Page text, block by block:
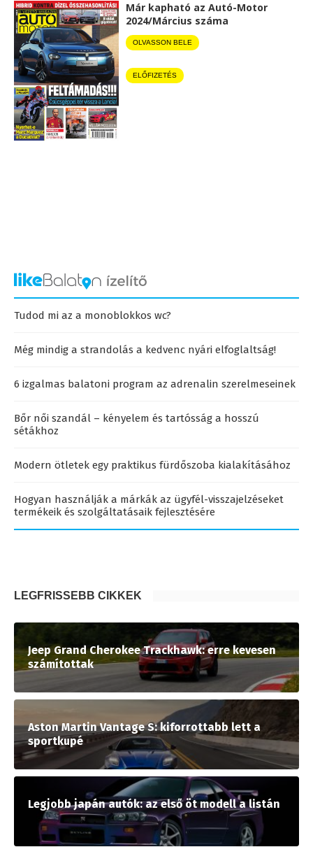
Már kapható az Autó-Motor
2024/Március száma
OLVASSON BELE
ELŐFIZETÉS
Tudod mi az a monoblokkos wc?
Még mindig a strandolás a kedvenc nyári elfoglaltság!
6 izgalmas balatoni program az adrenalin szerelmeseinek
Bőr női szandál – kényelem és tartósság a hosszú
sétákhoz
Modern ötletek egy praktikus fürdőszoba kialakításához
Hogyan használják a márkák az ügyfél-visszajelzéseket
termékeik és szolgáltatásaik fejlesztésére
LEGFRISSEBB CIKKEK
Jeep Grand Cherokee Trackhawk: erre kevesen
számítottak
Aston Martin Vantage S: kiforrottabb lett a
sportkupé
Legjobb japán autók: az első öt modell a listán